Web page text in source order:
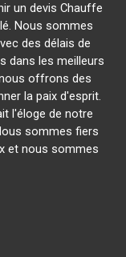
un devis Chauffe
Nous sommes
des délais de
dans les meilleurs
offrons des
la paix d'esprit.
l'éloge de notre
sommes fiers
et nous sommes